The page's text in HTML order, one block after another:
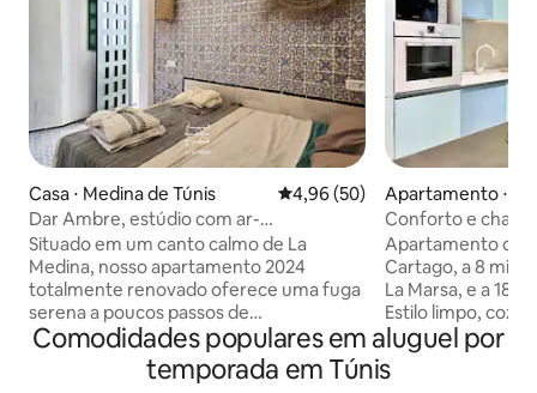
Casa ⋅ Medina de Túnis 4,96 de uma avaliação média
4,96 (50)
Dar Ambre, estúdio com ar-
condicionado na Medina
Situado em um canto calmo de La
Medina, nosso apartamento 2024
totalmente renovado oferece uma fuga
serena a poucos passos de
monumentos icônicos, como a Mesquita
Zitouna e o Palácio Kheireddine. Com
sua localização conveniente perto de
Apartamento ⋅
Conforto e
Apartamento
Cartago, a 8
La Marsa, e a 18
Estilo limpo,
equipada, Wi-Fi
acolhedor e
trabalho remoto,
Comodidades populares em aluguel por
temporada em Túnis